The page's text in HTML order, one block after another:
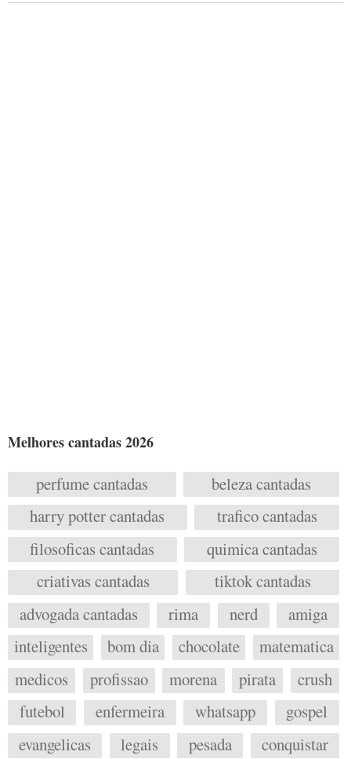
Melhores cantadas 2026
perfume cantadas
beleza cantadas
harry potter cantadas
trafico cantadas
filosoficas cantadas
quimica cantadas
criativas cantadas
tiktok cantadas
advogada cantadas
rima nerd
amiga
inteligentes
bom dia chocolate
matematica
medicos
profissao morena pirata
crush
futebol
enfermeira whatsapp
gospel
evangelicas
legais pesada conquistar